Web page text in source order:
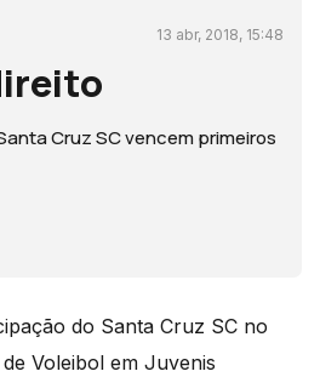
13 abr, 2018, 15:48
Cruz SC vencem primeiros
do Santa Cruz SC no
Voleibol em Juvenis